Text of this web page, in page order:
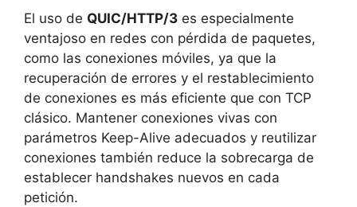
El uso de QUIC/HTTP/3 es especialmente
ventajoso en redes con pérdida de paquetes,
como las conexiones móviles, ya que la
recuperación de errores y el restablecimiento
de conexiones es más eficiente que con TCP
clásico. Mantener conexiones vivas con
parámetros Keep-Alive adecuados y reutilizar
conexiones también reduce la sobrecarga de
establecer handshakes nuevos en cada
petición.